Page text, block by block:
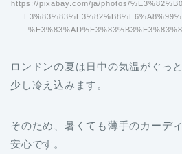
https://pixabay.com/ja/photos/
ロンドンの夏は日中の気温がぐっ
少し冷え込みます。
そのため、暑くても薄手のカーデ
安心です。